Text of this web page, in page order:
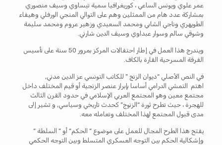
عمر علوي ويونس الساعي ، كوريغرافيا سمية تيساوي وسيف منصوري
بمشاركة عدد هام من الممثلين وهم على التوالي المنجي الورفلي وهيفاء
الطويهري وناجي الشابي ومحمد السعيدي وزهير عروم ومحمد سليمة
وشوقي سالم وسوار عبداوي وسيف الدين شارني.
ويندرج هذا العمل في إطار احتفالات المركز بمرور 50 سنة على تأسيس
الفرقة المسرحية القارة بالكاف.
في النص الأصلي “ديوان الزنج ” للكاتب التونسي عز الدين مدني,
اهتم التمشي الدرامي أساسا بإبراز عنصر الزنجية أو قيم المختلف داخل
مجتمع معين وهو المجتمع العربي الإسلامي في حدود القرن الثالث
للهجرة ، حيث تطرح ثورة “الزنوج” كحدث تاريخي وسياسي, و تشير إلى
مدى قبول المجتمع لهذا المختلف وتعامله معه.
يفتح هذا الطرح المجال للعمل على موضوع ” الحكم” أو ” السلطة ”
وإشكالية الحكم بين التوجه العسكري المتسلط وبين التوجه الحكمي